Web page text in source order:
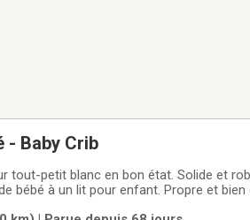
- Baby Crib
tout-petit blanc en bon état. Solide et
bébé à un lit pour enfant. Propre et